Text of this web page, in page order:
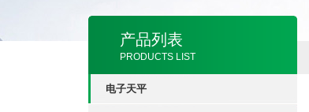
产品列表
PRODUCTS LIST
电子天平